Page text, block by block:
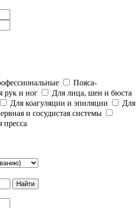
Пояса-
рук и ног
Для лица, шеи и бюста
Для коагуляции и эпиляции
Для
и сосудистая системы
пресса